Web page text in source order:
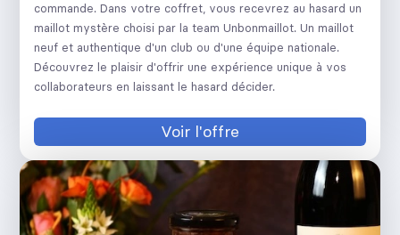
commande. Dans votre coffret, vous recevrez au hasard un
maillot mystère choisi par la team Unbonmaillot. Un maillot
neuf et authentique d'un club ou d'une équipe nationale.
Découvrez le plaisir d'offrir une expérience unique à vos
collaborateurs en laissant le hasard décider.
Voir l'offre